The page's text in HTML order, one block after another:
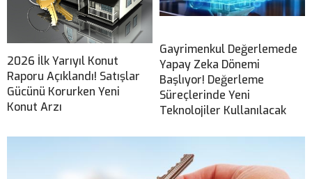
2026 İlk Yarıyıl Konut
Raporu Açıklandı! Satışlar
Gücünü Korurken Yeni
Konut Arzı
Gayrimenkul Değerlemede
Yapay Zeka Dönemi
Başlıyor! Değerleme
Süreçlerinde Yeni
Teknolojiler Kullanılacak